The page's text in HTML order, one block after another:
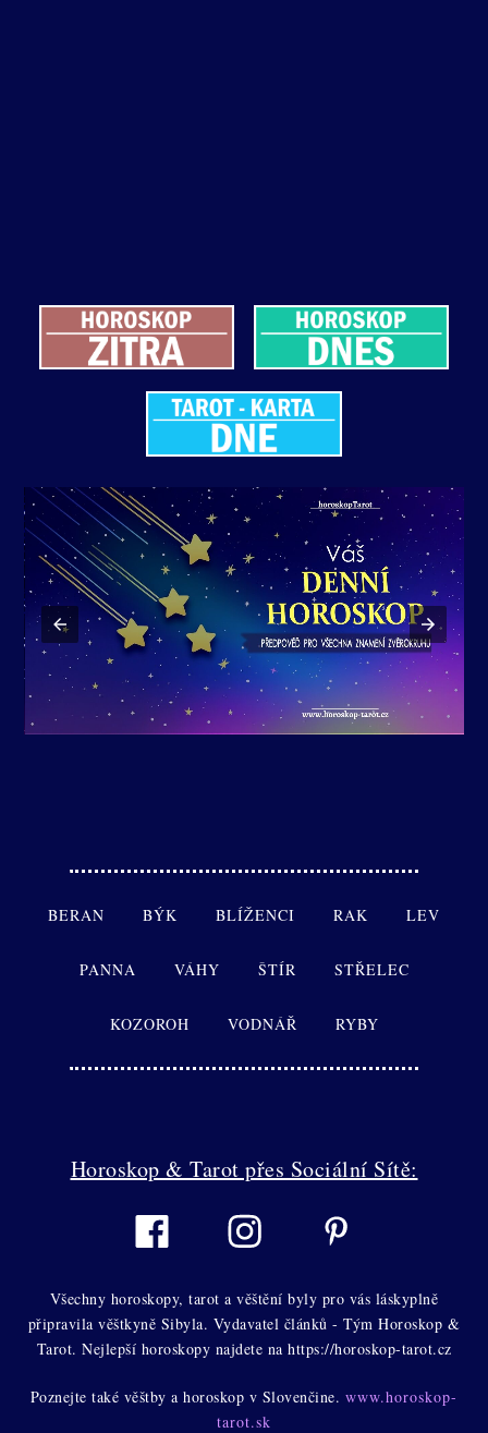
BERAN BÝK BLÍŽENCI RAK LEV
PANNA VÁHY ŠTÍR STŘELEC
KOZOROH VODNÁŘ RYBY
Horoskop & Tarot přes Sociální Sítě:
Všechny horoskopy, tarot a věštění byly pro vás láskyplně
připravila věštkyně Sibyla. Vydavatel článků - Tým Horoskop &
Tarot. Nejlepší horoskopy najdete na https://horoskop-tarot.cz
Poznejte také věštby a horoskop v Slovenčine. www.horoskop-
tarot.sk